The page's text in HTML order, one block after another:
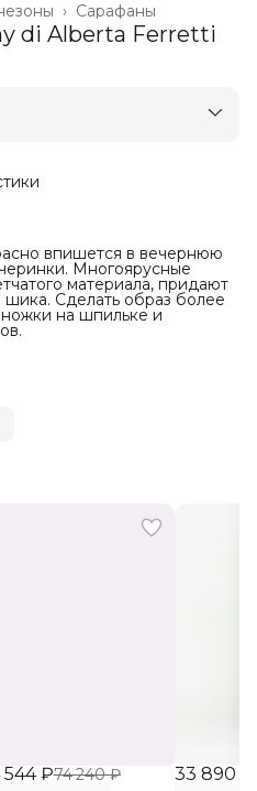
Сарафаны
›
di Alberta Ferretti
впишется в вечернюю
Многоярусные
материала, придают
Сделать образ более
на шпильке и
544 ₽74 240 ₽
33 890 ₽